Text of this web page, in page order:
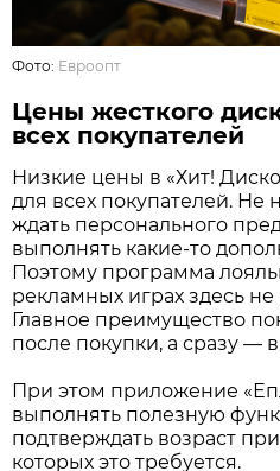
Фото: Евроопт
Цены жесткого
всех покупателей
Низкие цены в «Хит!
для всех покупателей. Не
ждать персонального
выполнять какие-то
Поэтому программа
рекламных играх здесь
Главное преимущество
после покупки, а сразу —
При этом приложение
выполнять полезную
подтверждать возраст
которых это требуется.